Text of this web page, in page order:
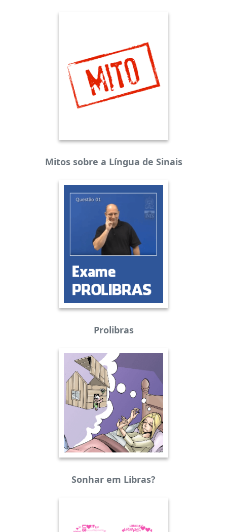
Mitos sobre a Língua de Sinais
Prolibras
Sonhar em Libras?